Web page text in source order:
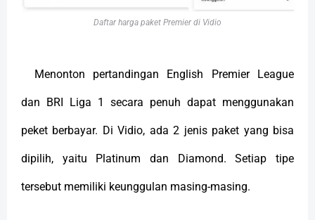
Daftar harga paket Premier di Vidio
Menonton pertandingan English Premier League
dan BRI Liga 1 secara penuh dapat menggunakan
peket berbayar. Di Vidio, ada 2 jenis paket yang bisa
dipilih, yaitu Platinum dan Diamond. Setiap tipe
tersebut memiliki keunggulan masing-masing.